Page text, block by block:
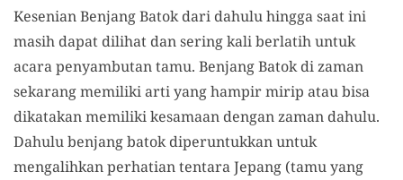
Kesenian Benjang Batok dari dahulu hingga saat ini
masih dapat dilihat dan sering kali berlatih untuk
acara penyambutan tamu. Benjang Batok di zaman
sekarang memiliki arti yang hampir mirip atau bisa
dikatakan memiliki kesamaan dengan zaman dahulu.
Dahulu benjang batok diperuntukkan untuk
mengalihkan perhatian tentara Jepang (tamu yang